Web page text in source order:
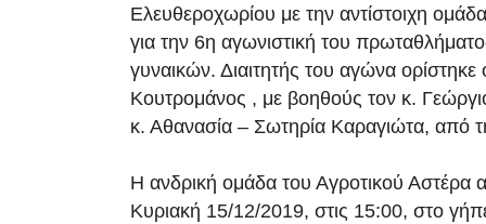
Ελευθεροχωρίου με την αντίστοιχη
για την 6η αγωνιστική του
γυναικών. Διαιτητής του αγώνα
Κουτρομάνος , με βοηθούς τον κ.
κ. Αθανασία – Σωτηρία Καραγιώτα, από
Η ανδρική ομάδα του Αγροτικού Αστέρα
Κυριακή 15/12/2019, στις 15:00, στο